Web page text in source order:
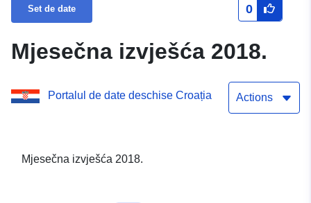
Set de date 0
Mjesečna izvješća 2018.
Portalul de date deschise Croația Actions
Mjesečna izvješća 2018.